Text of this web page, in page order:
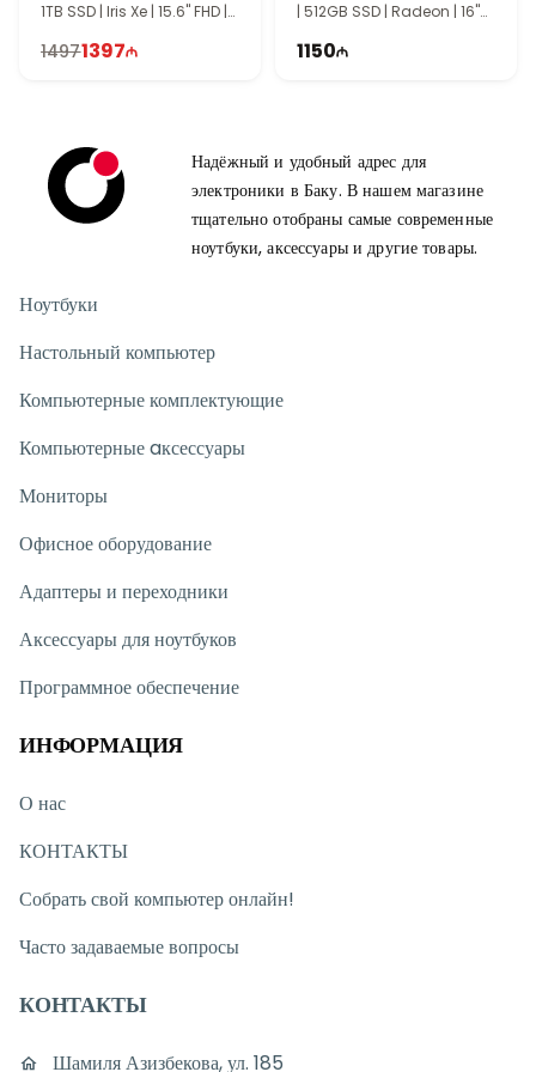
комфортным для дома, офиса и учебной среды.
студентов, офисных пользователей и тех, кому нужен
производительный ноутбук с большим экраном. Благодаря
процессору Ultra 7, быстрому SSD и качественному дисплею
он легко справляется с ежедневными и рабочими задачами.
1TB SSD | Iris Xe | 15.6" FHD |
14971397
| 512GB SSD | Radeon | 16"
1150
Надёжный и удобный адрес для
электроники в Баку. В нашем магазине
тщательно отобраны самые современные
ноутбуки, аксессуары и другие товары.
Ноутбуки
Настольный компьютер
Компьютерные комплектующие
Компьютерные aксессуары
Мониторы
Офисное оборудование
Адаптеры и переходники
Аксессуары для ноутбуков
Программное обеспечение
ИНФОРМАЦИЯ
О нас
КОНТАКТЫ
Собрать свой компьютер онлайн!
Часто задаваемые вопросы
КОНТАКТЫ
Шамиля Азизбекова, ул. 185